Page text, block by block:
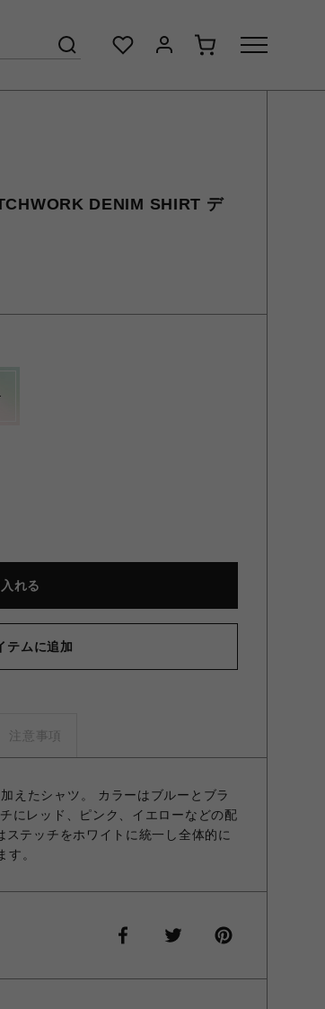
DENIM SHIRT デ
れる
テムに追加
注意事項
えたシャツ。 カラーはブルーとブラ
にレッド、ピンク、イエローなどの配
テッチをホワイトに統一し全体的に
す。